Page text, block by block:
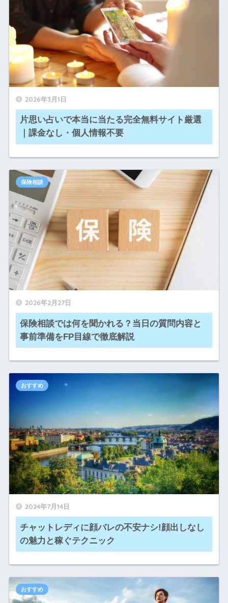
2026年3月1日
片思い占いで本当に当たる完全無料サイト厳選
｜課金なし・個人情報不要
2026年2月27日
保険相談では何を聞かれる？当日の質問内容と
事前準備をFP目線で徹底解説
保険相談
2024年7月14日
チャットレディに顔バレの不安ナシ!顔出しなし
の魅力と稼ぐテクニック
おすすめ
おすすめ